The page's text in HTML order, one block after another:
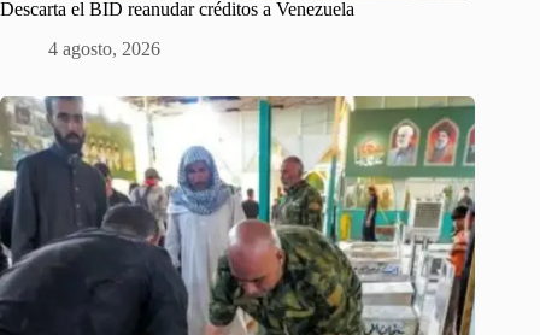
Descarta el BID reanudar créditos a Venezuela
4 agosto, 2026